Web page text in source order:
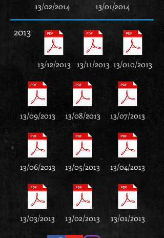
13/02/2014 13/01/2014
2013
13/12/2013 13/11/2013 13/010/2013
13/09/2013 13/08/2013 13/07/2013
13/06/2013 13/05/2013 13/04/2013
13/03/2013 13/02/2013 13/01/2013